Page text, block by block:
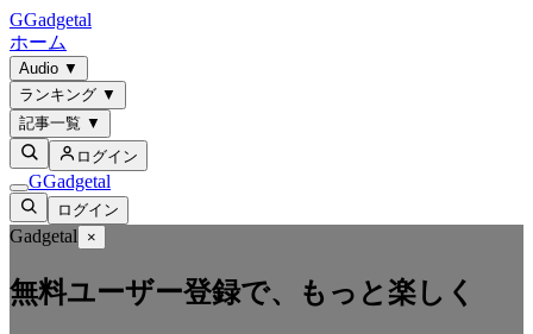
GGadgetal
ホーム
Audio ▼
ランキング ▼
記事一覧 ▼
ログイン
GGadgetal
ログイン
Gadgetal ×
無料ユーザー登録で、もっと楽しく